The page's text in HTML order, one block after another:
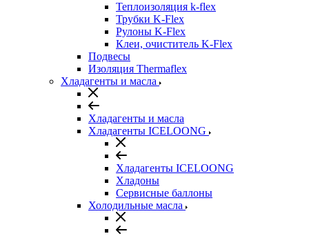
Теплоизоляция k-flex
Трубки K-Flex
Рулоны K-Flex
Клеи, очиститель K-Flex
Подвесы
Изоляция Thermaflex
Хладагенты и масла
Хладагенты и масла
Хладагенты ICELOONG
Хладагенты ICELOONG
Хладоны
Сервисные баллоны
Холодильные масла